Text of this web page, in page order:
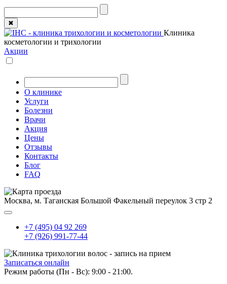
✖
Клиника
косметологии и трихологии
Акции
О клинике
Услуги
Болезни
Врачи
Акция
Цены
Отзывы
Контакты
Блог
FAQ
Москва, м. Таганская Большой Факельный переулок 3 стр 2
+7 (495) 04 92 269
+7 (926) 991-77-44
Записаться онлайн
Режим работы (Пн - Вс): 9:00 - 21:00.